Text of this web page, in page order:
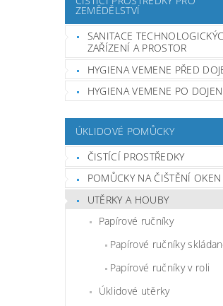
ZEMĚDĚLSTVÍ
SANITACE
ZAŘÍZENÍ A PROSTOR
HYGIENA VEMENE PŘED
HYGIENA VEMENE PO
ÚKLIDOVÉ POMŮCKY
ČISTÍCÍ PROSTŘEDKY
POMŮCKY NA ČIŠTĚNÍ OKEN
UTĚRKY A HOUBY
Papírové ručníky
Papírové ručníky
Papírové ručníky v roli
Úklidové utěrky